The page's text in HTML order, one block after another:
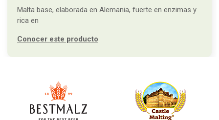
Malta base, elaborada en Alemania, fuerte en enzimas y
rica en
Conocer este producto